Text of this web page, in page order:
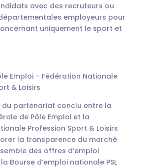
avec des recruteurs ou
employeurs pour
uniquement le sport et
Emploi – Fédération Nationale
& Loisirs
du partenariat conclu entre la
de Pôle Emploi et la
Profession Sport & Loisirs
la transparence du marché
des offres d’emploi
Bourse d’emploi nationale PSL